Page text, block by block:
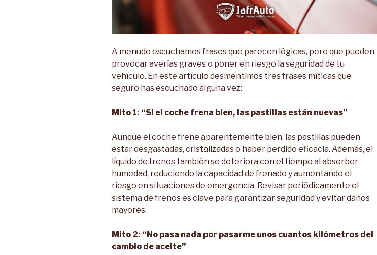
A menudo escuchamos frases que parecen lógicas, pero que pueden
provocar averías graves o poner en riesgo la seguridad de tu
vehículo. En este artículo desmentimos tres frases míticas que
seguro has escuchado alguna vez:
Mito 1: “Si el coche frena bien, las pastillas están nuevas”
Aunque el coche frene aparentemente bien, las pastillas pueden
estar desgastadas, cristalizadas o haber perdido eficacia. Además, el
líquido de frenos también se deteriora con el tiempo al absorber
humedad, reduciendo la capacidad de frenado y aumentando el
riesgo en situaciones de emergencia. Revisar periódicamente el
sistema de frenos es clave para garantizar seguridad y evitar daños
mayores.
Mito 2: “No pasa nada por pasarme unos cuantos kilómetros del
cambio de aceite”